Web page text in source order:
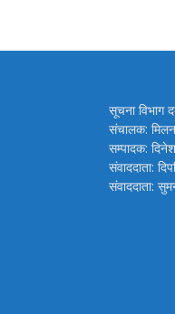
सूचना विभाग
संचालक: मिलन
सम्पादक:
संवाददाता:
संवाददाता: